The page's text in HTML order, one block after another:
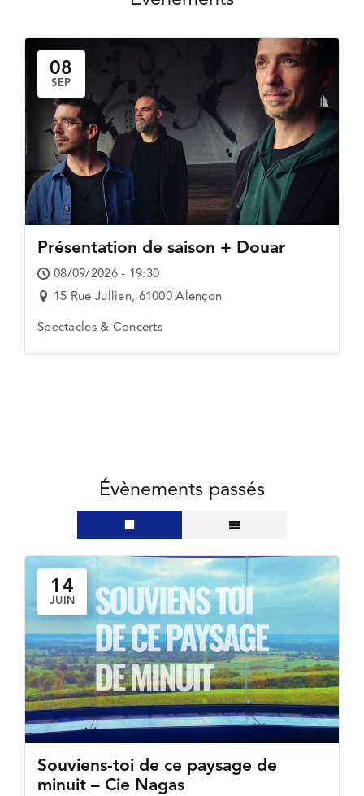
QUI SOMMES-NOUS ?
08
SEP
Présentation de saison + Douar
08/09/2026 - 19:30
15 Rue Jullien, 61000 Alençon
Spectacles & Concerts
Évènements passés
14
JUIN
Souviens-toi de ce paysage de
minuit – Cie Nagas